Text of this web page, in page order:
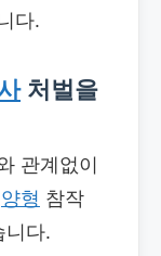
다.
처벌을
관계없이
양형 참작
니다.